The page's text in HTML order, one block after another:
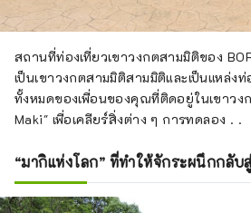
สถานที่ท่องเที่ยวเขาวงกตสามมิติของ
เป็นเขาวงกตสามมิติสามมิติและเป็นแหล่ง
ทั้งหมดของเพื่อนของคุณที่ติดอยู่ในเขาวง
Maki" เพื่อเคลียร์สิ่งต่าง ๆ การทดลอง . .
“มากิแห่งโลก” ที่ทำให้จักระผนึกกลับ